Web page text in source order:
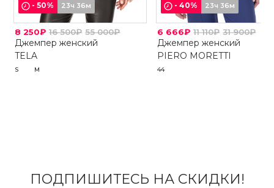
-50% 23ч 36м
8 250₽ 16 500₽ 55 000₽
Джемпер женский
TELA
S M
-40% 23ч 36м
6 666₽ 11 110₽ 31 900₽
Джемпер женский
PIERO MORETTI
44
ПОДПИШИТЕСЬ НА СКИДКИ!